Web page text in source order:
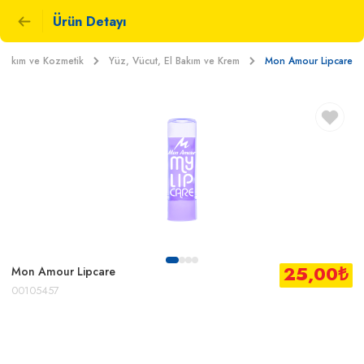
Ürün Detayı
ve Kozmetik Yüz, Vücut, El Bakım ve Krem Mon Amour Lipcare
Mon Amour Lipcare
00105457
25,00₺